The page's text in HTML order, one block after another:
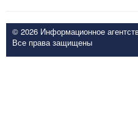
© 2026 Информационное
Все права защищены